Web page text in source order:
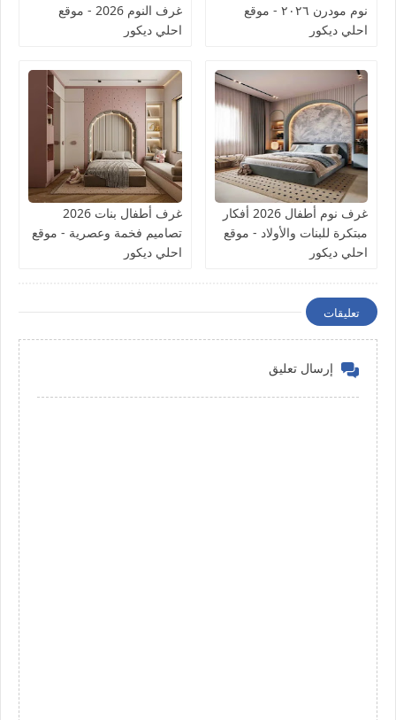
نوم مودرن ٢٠٢٦ - موقع
احلي ديكور
غرف النوم 2026 - موقع
احلي ديكور
غرف نوم أطفال 2026 أفكار
مبتكرة للبنات والأولاد - موقع
احلي ديكور
غرف أطفال بنات 2026
تصاميم فخمة وعصرية - موقع
احلي ديكور
تعليقات
إرسال تعليق